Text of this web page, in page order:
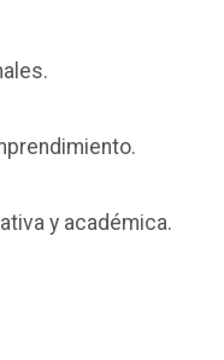
y académica.